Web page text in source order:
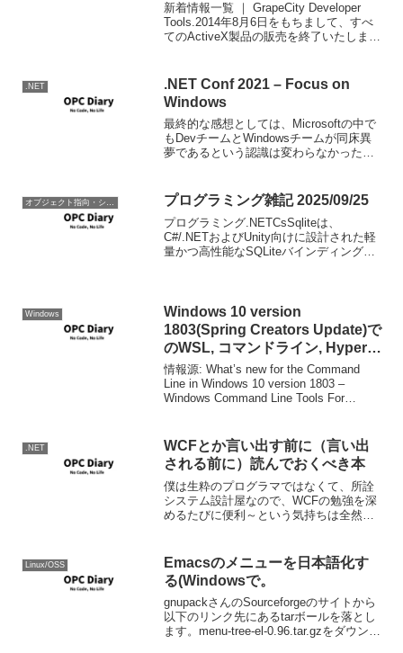
新着情報一覧 ｜ GrapeCity Developer
Tools.2014年8月6日をもちまして、すべ
てのActiveX製品の販売を終了いたしま
いただきまして誠にあ...
.NET
.NET Conf 2021 – Focus on
Windows
最終的な感想としては、Microsoftの中で
もDevチームとWindowsチームが同床異
夢であるという認識は変わらなかったか
は今後どうすれば良いのかと言う方向性
が決定...
オブジェクト指向・システム開発 プログラミング雑記 2025/09/25
プログラミング.NETCsSqliteは、
C#/.NETおよびUnity向けに設計された軽
量かつ高性能なSQLiteバインディングラ
Windows
Windows 10 version
1803(Spring Creators Update)で
のWSL, コマンドライン, Hyper-V
での機能追加、改良点のまとめ
情報源: What’s new for the Command
Line in Windows 10 version 1803 –
Windows Command Line Tools For
.NET
WCFとか言い出す前に（言い出
される前に）読んでおくべき本
僕は生粋のプログラマではなくて、所詮
システム設計屋なので、WCFの勉強を深
めるたびに便利～という気持ちは全然こ
が簡単すぎるからです。実装が簡単だ
と、その技術の中身を知る...
Linux/OSS
Emacsのメニューを日本語化す
る(Windowsで。
gnupackさんのSourceforgeのサイトから
以下のリンク先にあるtarボールを落とし
ます。menu-tree-el-0.96.tar.gzをダウンロ